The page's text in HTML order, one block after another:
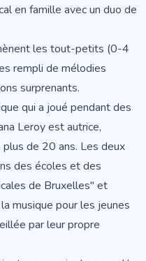
en famille avec un duo de
les tout-petits (0-4
rempli de mélodies
surprenants.
qui a joué pendant des
Leroy est autrice,
de 20 ans. Les deux
des écoles et des
de Bruxelles" et
musique pour les jeunes
par leur propre